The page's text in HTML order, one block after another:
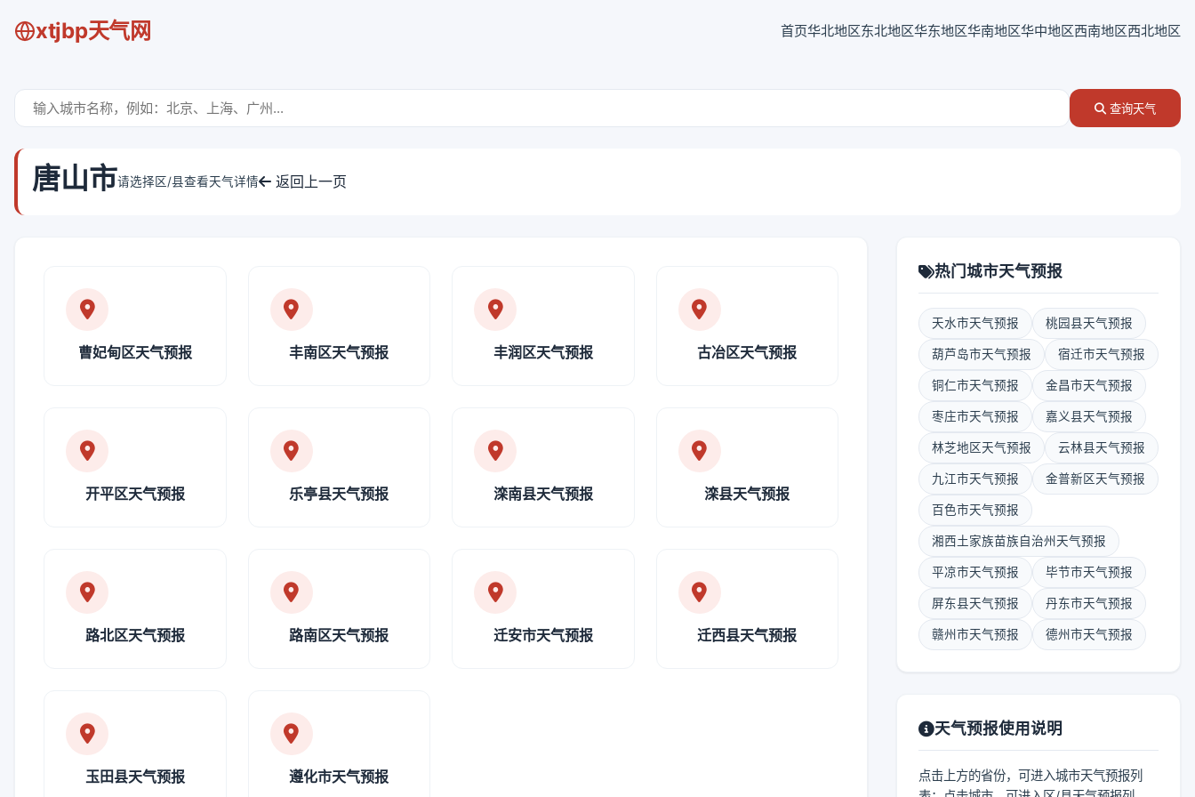
xtjbp天气网 首页华北地区东北地区华东地区华南地区华中地区西南地区西北地区
查询天气
唐山市请选择区/县查看天气详情 返回上一页
曹妃甸区天气预报 丰南区天气预报 丰润区天气预报 古冶区天气预报
开平区天气预报 乐亭县天气预报 滦南县天气预报 滦县天气预报
路北区天气预报 路南区天气预报 迁安市天气预报 迁西县天气预报
玉田县天气预报 遵化市天气预报
热门城市天气预报
天水市天气预报 桃园县天气预报
葫芦岛市天气预报 宿迁市天气预报
铜仁市天气预报 金昌市天气预报
枣庄市天气预报 嘉义县天气预报
林芝地区天气预报 云林县天气预报
九江市天气预报 金普新区天气预报
百色市天气预报
湘西土家族苗族自治州天气预报
平凉市天气预报 毕节市天气预报
屏东县天气预报 丹东市天气预报
赣州市天气预报 德州市天气预报
天气预报使用说明
点击上方的省份，可进入城市天气预报列